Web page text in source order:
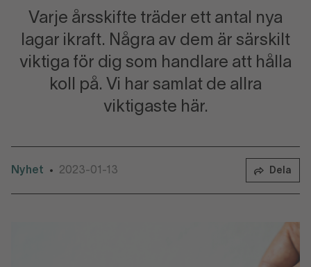
Varje årsskifte träder ett antal nya
lagar ikraft. Några av dem är särskilt
viktiga för dig som handlare att hålla
koll på. Vi har samlat de allra
viktigaste här.
Nyhet • 2023-01-13 Dela